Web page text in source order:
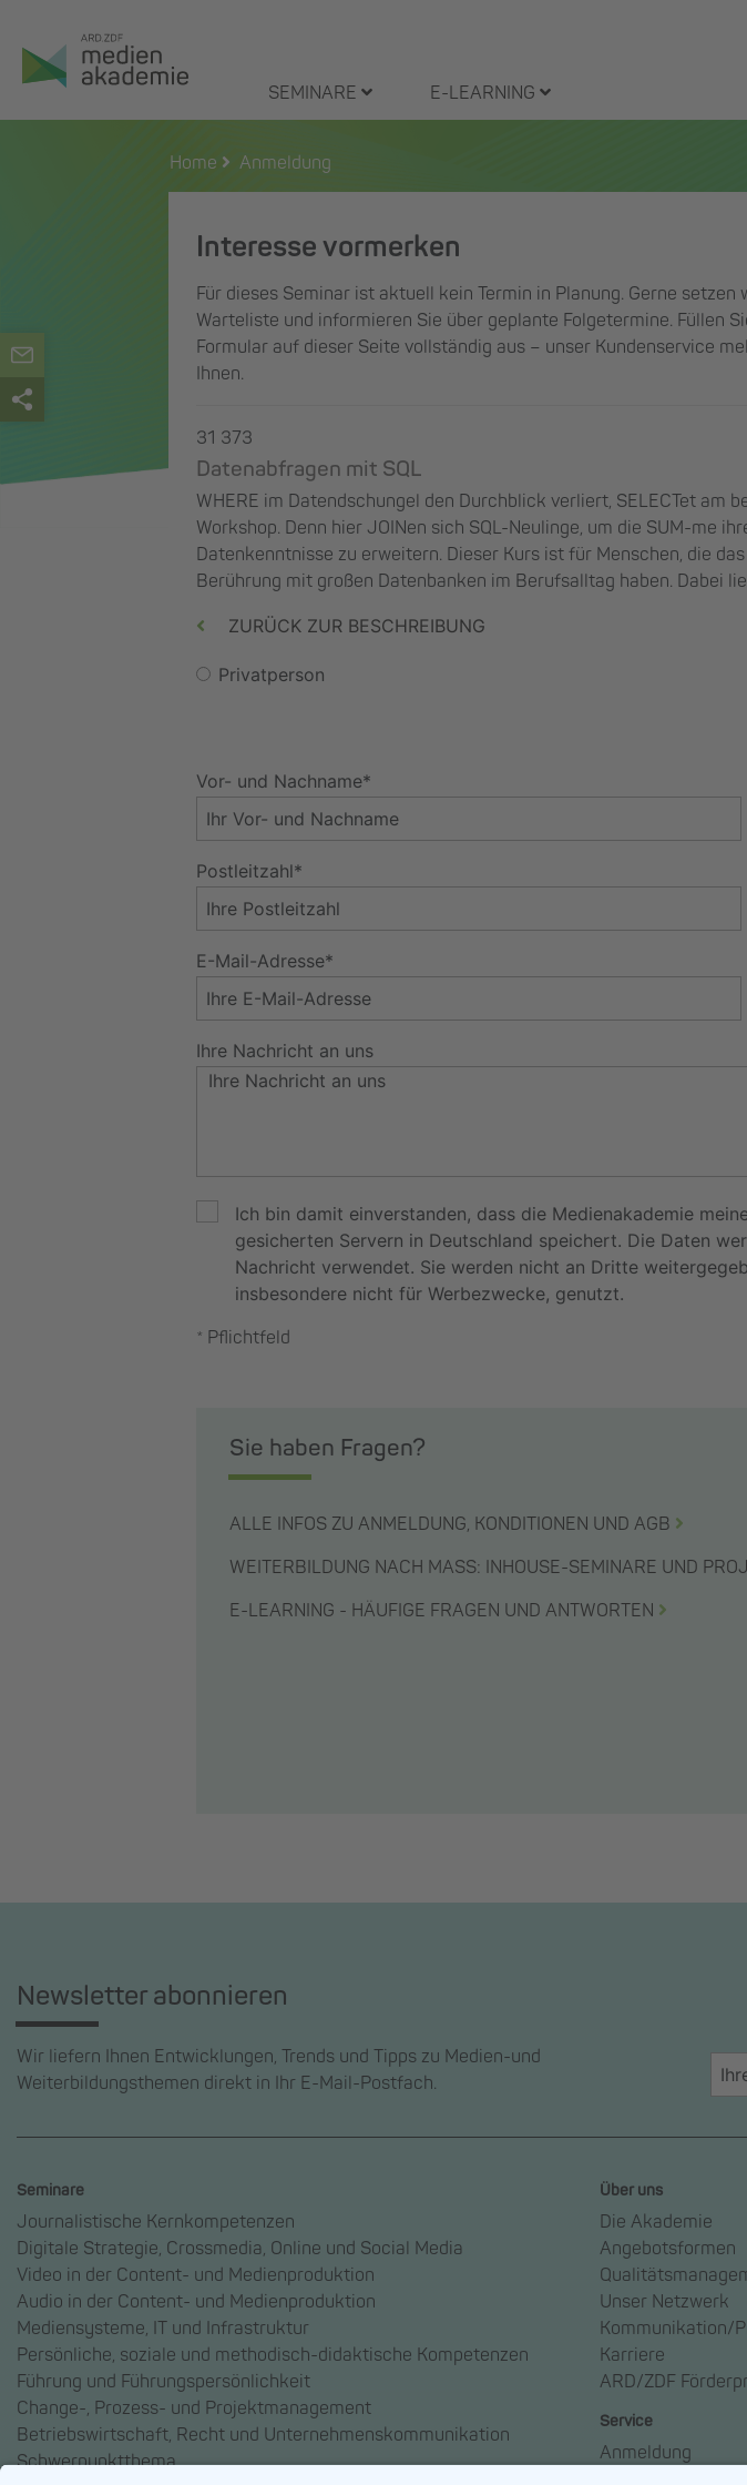
Inhalt
springen
SEMINARE E-LEARNING
Home Anmeldung
Interesse vormerken
Für dieses Seminar ist aktuell kein Termin in Planung. Gerne setzen
Warteliste und informieren Sie über geplante Folgetermine. Füllen
Formular auf dieser Seite vollständig aus – unser Kundenservice
Ihnen.
31 373
Datenabfragen mit SQL
WHERE im Datendschungel den Durchblick verliert, SELECTet am
Workshop. Denn hier JOINen sich SQL-Neulinge, um die SUM-me
Datenkenntnisse zu erweitern. Dieser Kurs ist für Menschen, die
Berührung mit großen Datenbanken im Berufsalltag haben. Dabei
ZURÜCK ZUR BESCHREIBUNG
Privatperson
Vor- und Nachname*
Postleitzahl*
E-Mail-Adresse*
Ihre Nachricht an uns
Ich bin damit einverstanden, dass die Medienakademie
gesicherten Servern in Deutschland speichert. Die Daten
Nachricht verwendet. Sie werden nicht an Dritte
insbesondere nicht für Werbezwecke, genutzt.
* Pflichtfeld
Sie haben Fragen?
ALLE INFOS ZU ANMELDUNG, KONDITIONEN UND AGB
WEITERBILDUNG NACH MASS: INHOUSE-SEMINARE UND
E-LEARNING - HÄUFIGE FRAGEN UND ANTWORTEN
Newsletter abonnieren
Wir liefern Ihnen Entwicklungen, Trends und Tipps zu Medien-und
Weiterbildungsthemen direkt in Ihr E-Mail-Postfach.
Seminare
Journalistische Kernkompetenzen
Digitale Strategie, Crossmedia, Online und Social Media
Video in der Content- und Medienproduktion
Audio in der Content- und Medienproduktion
Mediensysteme, IT und Infrastruktur
Persönliche, soziale und methodisch-didaktische Kompetenzen
Führung und Führungspersönlichkeit
Change-, Prozess- und Projektmanagement
Betriebswirtschaft, Recht und Unternehmenskommunikation
Schwerpunktthema
Über uns
Die Akademie
Angebotsformen
Unser Netzwerk
Kommunikation/
Karriere
ARD/ZDF
Service
Anmeldung